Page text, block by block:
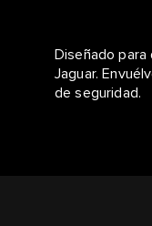
Diseñado para
Jaguar.
de seguridad.